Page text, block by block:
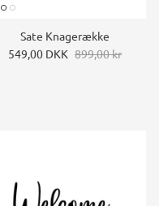
Sate Knagerække
549,00 DKK 899,00 kr